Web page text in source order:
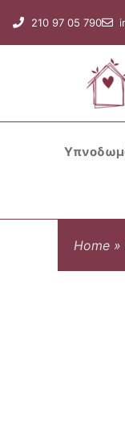
στο
περιεχόμενο
210 97 05 790
Home »